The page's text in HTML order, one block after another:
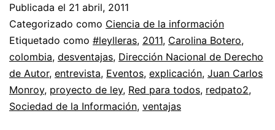
por
Germán
Vargas
Lleras
sobre
Publicada el 21 abril, 2011
Categorizado como Ciencia de la información
Etiquetado como #leylleras, 2011, Carolina Botero,
colombia, desventajas, Dirección Nacional de Derecho
de Autor, entrevista, Eventos, explicación, Juan Carlos
Monroy, proyecto de ley, Red para todos, redpato2,
Sociedad de la Información, ventajas